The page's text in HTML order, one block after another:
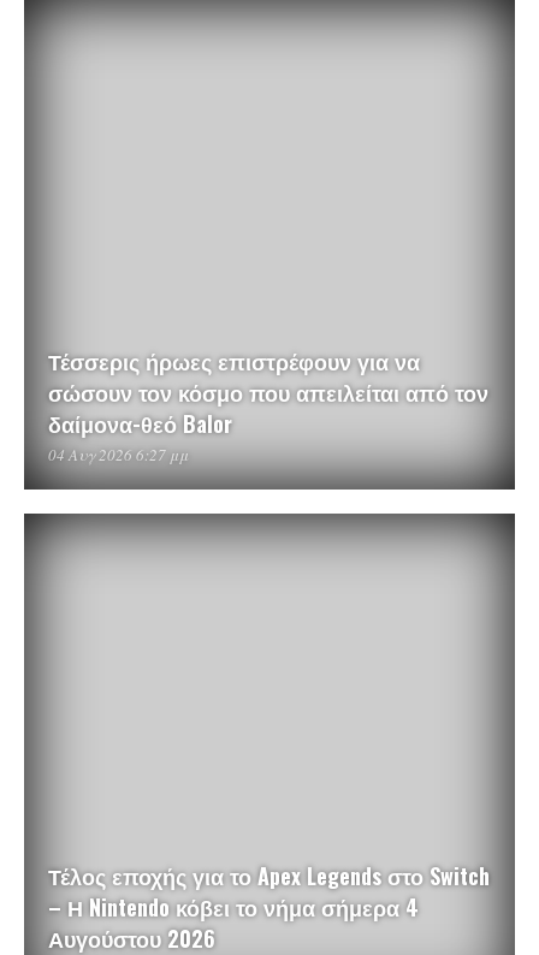
Τέσσερις ήρωες επιστρέφουν για να
σώσουν τον κόσμο που απειλείται από τον
δαίμονα-θεό Balor
04 Αυγ 2026 6:27 μμ
Τέλος εποχής για το Apex Legends στο Switch
– Η Nintendo κόβει το νήμα σήμερα 4
Αυγούστου 2026